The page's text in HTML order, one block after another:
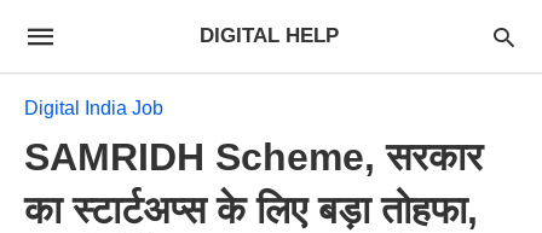
DIGITAL HELP
Digital India Job
SAMRIDH Scheme, सरकार
का स्टार्टअप्स के लिए बड़ा तोहफा,